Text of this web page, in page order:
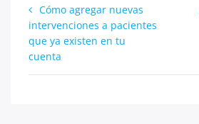
Navegación
de
entradas
Cómo agregar nuevas
intervenciones a pacientes
que ya existen en tu
cuenta